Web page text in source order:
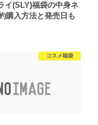
イ(SLY)福袋の中身ネ
購入方法と発売日も
コスメ福袋